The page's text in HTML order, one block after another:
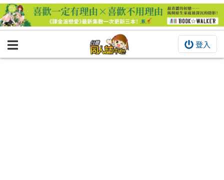
登入
BOOKY書集倉庫